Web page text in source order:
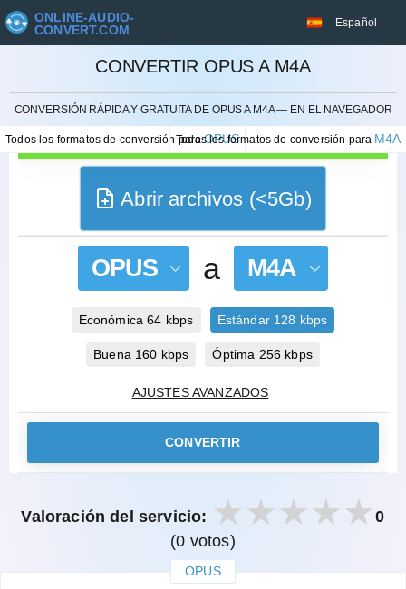
ONLINE-AUDIO-
CONVERT.COM
Español
CONVERTIR OPUS A M4A
CONVERSIÓN RÁPIDA Y GRATUITA DE OPUS A M4A — EN EL NAVEGADOR
Todos los formatos de conversión paraOPUS
Todos los formatos de conversión para M4A
CANCELAR
Abrir archivos (<5Gb)
OPUS a M4A
Económica 64 kbps Estándar 128 kbps
Buena 160 kbps Óptima 256 kbps
AJUSTES AVANZADOS
CONVERTIR
Valoración del servicio:
0
(0 votos)
OPUS